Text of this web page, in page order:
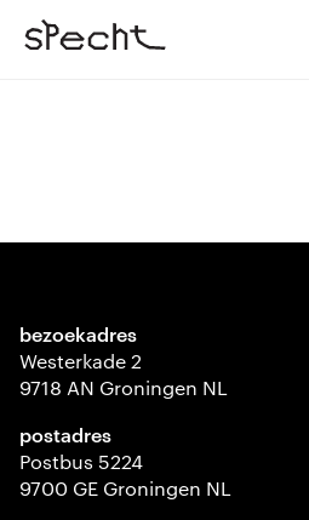
bezoekadres
Westerkade 2
9718 AN Groningen NL
postadres
Postbus 5224
9700 GE Groningen NL